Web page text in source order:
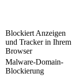
Blockiert Anzeigen
und Tracker in Ihrem
Browser
Malware-Domain-
Blockierung